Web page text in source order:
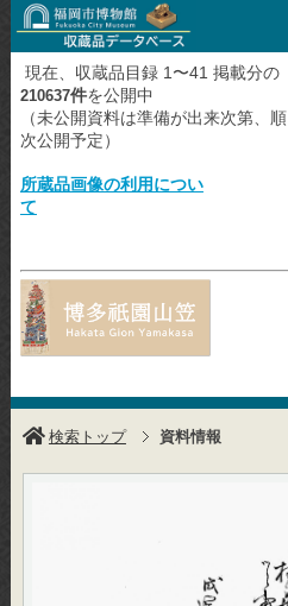
現在、収蔵品目録 1〜41 掲載分の
210637件を公開中
（未公開資料は準備が出来次第、順
次公開予定）
所蔵品画像の利用につい
て
検索トップ 資料情報